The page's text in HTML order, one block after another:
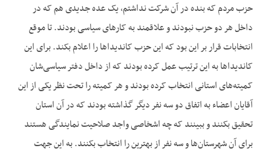
حزب مردم که بنده در آن شرکت نداشتم، یک عده جدیدی هم که در
داخل هر دو حزب نبودند و علاقمند به کار‌های سیاسی بودند. تا موقع
انتخابات قرار بر این بود که این حزب کاندیدا‌ها را اعلام بکند. برای این
کاندیدا‌ها به این ترتیب عمل کرده بودند که از داخل دفتر سیاسی‌شان
کمیته‌‌های استانی انتخاب کرده بودند و هر کمیته را تحت نظر یکی از این
آقایان اعضاء به اتفاق دو سه نفر دیگر گذاشته بودند که در آن استان
تحقیق بکنند و ببینند که چه اشخاصی واجد صلاحیت نمایندگی هستند
برای آن شهرستان‌‌ها و سه نفر از بهترین را انتخاب بکنند. به این جهت